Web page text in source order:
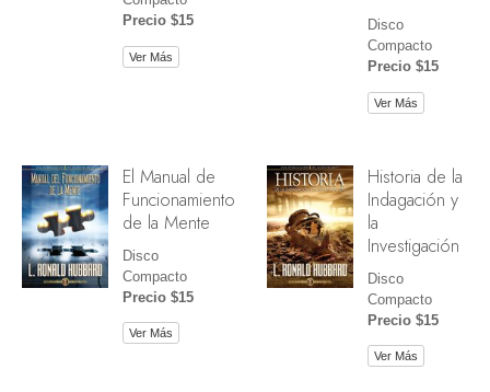
Precio $15
Ver Más
Disco
Compacto
Precio $15
Ver Más
El Manual de
Funcionamiento
de la Mente
Disco
Compacto
Precio $15
Ver Más
Historia de la
Indagación y
la
Investigación
Disco
Compacto
Precio $15
Ver Más